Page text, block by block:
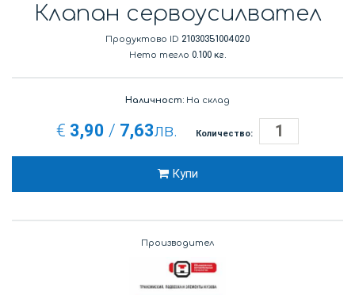
Клапан сервоусилвател
Продуктово ID 21030351004020
Нето тегло 0.100 кг.
Наличност: На склад
€ 3,90 / 7,63лв. Количество:
Купи
Производител